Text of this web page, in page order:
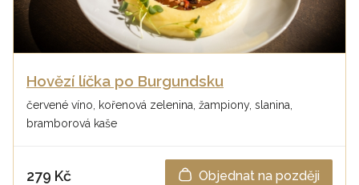
Hovězí líčka po Burgundsku
červené víno, kořenová zelenina, žampiony, slanina,
bramborová kaše
279 Kč Objednat na později